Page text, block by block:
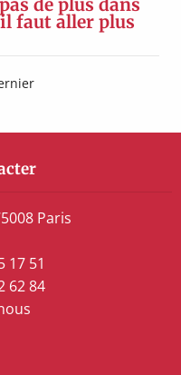
de plus dans
faut aller plus
Paris
17 51
62 84